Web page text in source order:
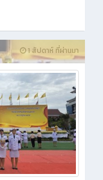
1 สัปดาห์ ที่ผ่านมา